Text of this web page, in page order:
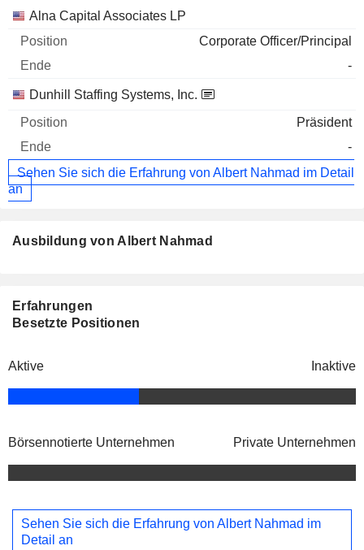
Unternehmen Position Ende
Alna Capital Associates LP
Corporate Officer/Principal
-
Dunhill Staffing Systems, Inc.
Präsident
-
Sehen Sie sich die Erfahrung von Albert Nahmad im Detail
an
Ausbildung von Albert Nahmad
Erfahrungen
Besetzte Positionen
Aktive Inaktive
Börsennotierte Unternehmen Private Unternehmen
Sehen Sie sich die Erfahrung von Albert Nahmad im
Detail an